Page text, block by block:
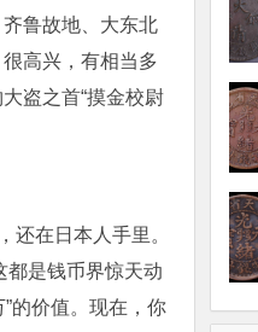
鲁故地、大东北
高兴，有相当多
盗之首“摸金校尉
还在日本人手里。
都是钱币界惊天动
的价值。现在，你